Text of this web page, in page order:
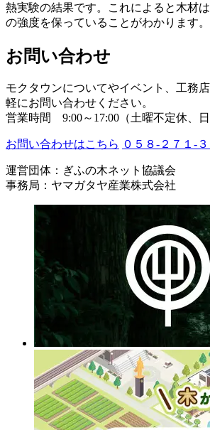
熱実験の結果です。これによると木材
の強度を保っていることがわかります。
お問い合わせ
モクタウンについてやイベント、工務
軽にお問い合わせください。
営業時間 9:00～17:00（土曜不定休、日
お問い合わせはこちら ０５８-２７１-３
運営団体：ぎふの木ネット協議会
事務局：ヤマガタヤ産業株式会社